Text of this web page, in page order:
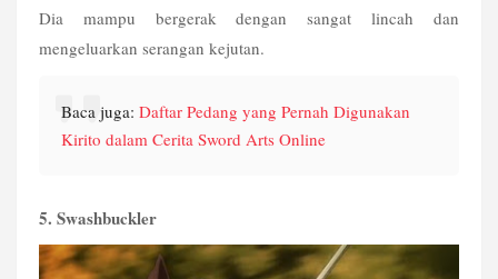
Dia mampu bergerak dengan sangat lincah dan
mengeluarkan serangan kejutan.
Baca juga: Daftar Pedang yang Pernah Digunakan
Kirito dalam Cerita Sword Arts Online
5. Swashbuckler